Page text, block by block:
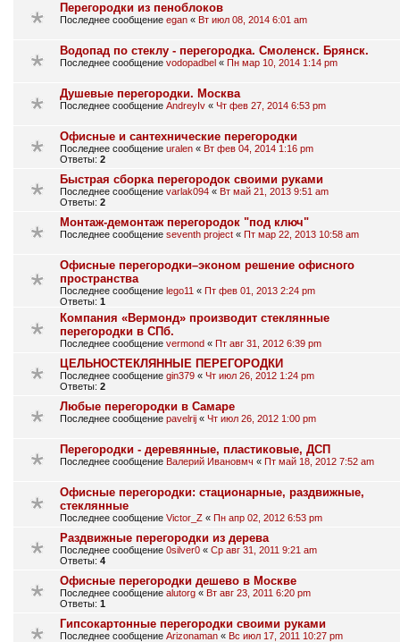
Перегородки из пеноблоков
Последнее сообщение egan « Вт июл 08, 2014 6:01 am
Водопад по стеклу - перегородка. Смоленск. Брянск.
Последнее сообщение vodopadbel « Пн мар 10, 2014 1:14 pm
Душевые перегородки. Москва
Последнее сообщение AndreyIv « Чт фев 27, 2014 6:53 pm
Офисные и сантехнические перегородки
Последнее сообщение uralen « Вт фев 04, 2014 1:16 pm
Ответы: 2
Быстрая сборка перегородок своими руками
Последнее сообщение varlak094 « Вт май 21, 2013 9:51 am
Ответы: 2
Монтаж-демонтаж перегородок "под ключ"
Последнее сообщение seventh project « Пт мар 22, 2013 10:58 am
Офисные перегородки–эконом решение офисного
пространства
Последнее сообщение lego11 « Пт фев 01, 2013 2:24 pm
Ответы: 1
Компания «Вермонд» производит стеклянные
перегородки в СПб.
Последнее сообщение vermond « Пт авг 31, 2012 6:39 pm
ЦЕЛЬНОСТЕКЛЯННЫЕ ПЕРЕГОРОДКИ
Последнее сообщение gin379 « Чт июл 26, 2012 1:24 pm
Ответы: 2
Любые перегородки в Самаре
Последнее сообщение pavelrij « Чт июл 26, 2012 1:00 pm
Перегородки - деревянные, пластиковые, ДСП
Последнее сообщение Валерий Ивановмч « Пт май 18, 2012 7:52 am
Офисные перегородки: стационарные, раздвижные,
стеклянные
Последнее сообщение Victor_Z « Пн апр 02, 2012 6:53 pm
Раздвижные перегородки из дерева
Последнее сообщение 0silver0 « Ср авг 31, 2011 9:21 am
Ответы: 4
Офисные перегородки дешево в Москве
Последнее сообщение alutorg « Вт авг 23, 2011 6:20 pm
Ответы: 1
Гипсокартонные перегородки своими руками
Последнее сообщение Arizonaman « Вс июл 17, 2011 10:27 pm